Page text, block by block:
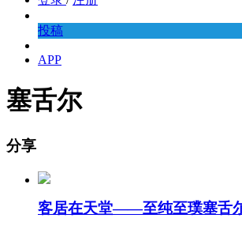
投稿
APP
塞舌尔
分享
客居在天堂——至纯至璞塞舌